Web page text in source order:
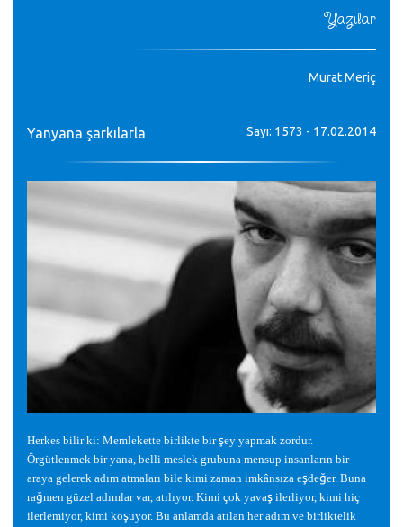
Yazılar
Murat Meriç
Yanyana şarkılarla Sayı: 1573 - 17.02.2014
Herkes bilir ki: Memlekette birlikte birşey yapmak zordur.
Örgütlenmek bir yana, belli meslek grubuna mensup insanların bir
araya gelerek adım atmaları bile kimi zaman imkânsıza eşdeğer. Buna
rağmen güzel adımlar var, atılıyor. Kimi çok yavaş ilerliyor, kimi hiç
ilerlemiyor, kimi koşuyor. Bu anlamda atılan her adım ve birliktelik